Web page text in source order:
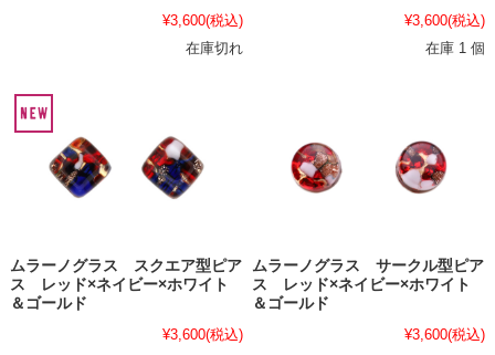
¥3,600(税込)
在庫切れ
¥3,600(税込)
在庫 1 個
ムラーノグラス スクエア型ピア
ス レッド×ネイビー×ホワイト
＆ゴールド
¥3,600(税込)
ムラーノグラス サークル型ピア
ス レッド×ネイビー×ホワイト
＆ゴールド
¥3,600(税込)